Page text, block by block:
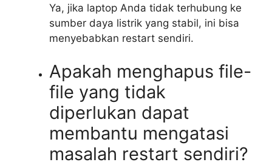
Ya, jika laptop Anda tidak terhubung ke
sumber daya listrik yang stabil, ini bisa
menyebabkan restart sendiri.
Apakah menghapus file-
file yang tidak
diperlukan dapat
membantu mengatasi
masalah restart sendiri?